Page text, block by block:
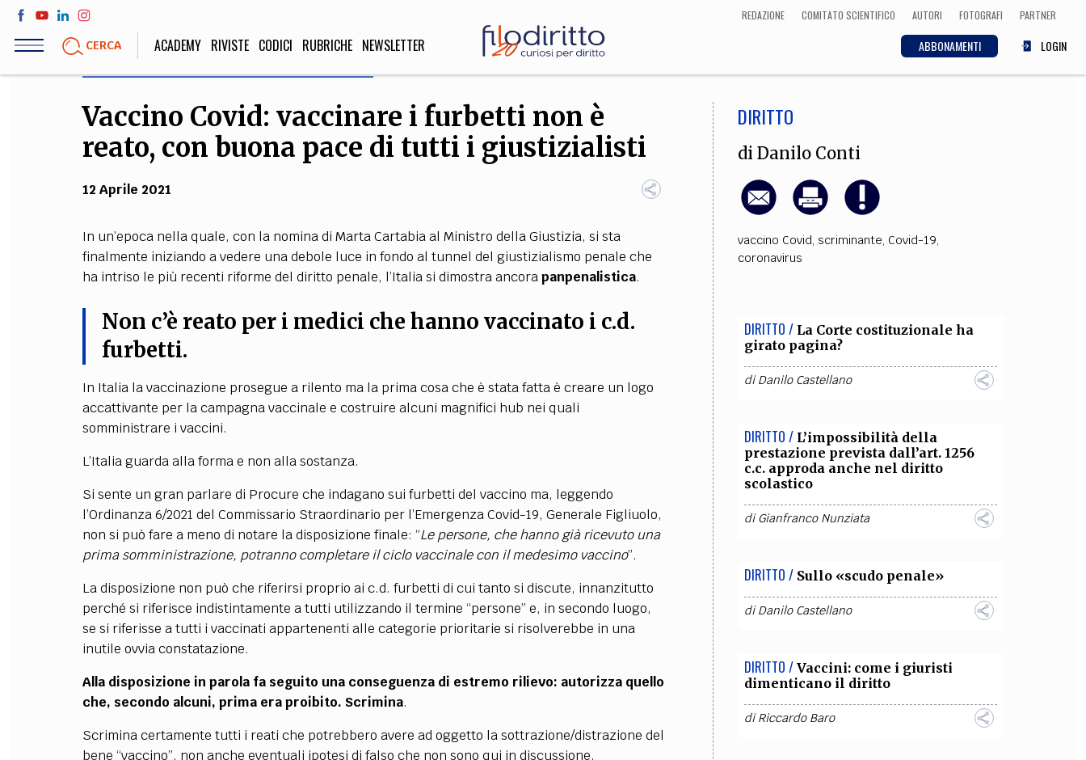
Salta
contenuto
REDAZIONE COMITATO SCIENTIFICO AUTORI FOTOGRAFI PARTNER
CERCA ABBONAMENTI LOGIN
ACADEMY RIVISTE CODICI RUBRICHE NEWSLETTER
LIFE STYLE
Sport, Cucina, Viaggi,
SOCIETÀ
Politica, Attualità,
DIRITTO ECONOMIA
STORIA E FILOSOFIA
Scienze storiche,
INNOVAZIONE
Scienze informatiche,
CULTURA
Arte, Cinema, Musica,
FILODIRITTO REDAZIONE COMITATO SCIENTIFICO AUTORI CURATORI FOTOGRAFI
SOCIAL MEDIA
Vaccino Covid: vaccinare i furbetti non è
reato, con buona pace di tutti i giustizialisti
12 Aprile 2021
In un’epoca nella quale, con la nomina di Marta Cartabia al Ministro della Giustizia, si sta
finalmente iniziando a vedere una debole luce in fondo al tunnel del giustizialismo penale che
ha intriso le più recenti riforme del diritto penale, l’Italia si dimostra ancorapanpenalistica.
Non c’è reato per i medici che hanno vaccinato i c.d.
furbetti.
In Italia la vaccinazione prosegue a rilento ma la prima cosa che è stata fatta è creare un logo
accattivante per la campagna vaccinale e costruire alcuni magnifici hub nei quali
somministrare i vaccini.
L’Italia guarda alla forma e non alla sostanza.
Si sente un gran parlare di Procure che indagano sui furbetti del vaccino ma, leggendo
l’Ordinanza 6/2021 del Commissario Straordinario per l’Emergenza Covid-19, Generale Figliuolo,
non si può fare a meno di notare la disposizione finale: “Le persone, che hanno già ricevuto una
prima somministrazione, potranno completare il ciclo vaccinale con il medesimo vaccino”.
La disposizione non può che riferirsi proprio ai c.d. furbetti di cui tanto si discute, innanzitutto
perché si riferisce indistintamente a tutti utilizzando il termine “persone” e, in secondo luogo,
se si riferisse a tutti i vaccinati appartenenti alle categorie prioritarie si risolverebbe in una
inutile ovvia constatazione.
Alla disposizione in parola fa seguito una conseguenza di estremo rilievo: autorizza quello
che, secondo alcuni, prima era proibito. Scrimina.
Scrimina certamente tutti i reati che potrebbero avere ad oggetto la sottrazione/distrazione del
bene “vaccino”, non anche eventuali ipotesi di falso che non sono qui in discussione.
DIRITTO
di Danilo Conti
vaccino Covid, scriminante, Covid-19,
coronavirus
DIRITTO / La Corte costituzionale ha
girato pagina?
diDanilo Castellano
DIRITTO / L’impossibilità della
prestazione prevista dall’art. 1256
c.c. approda anche nel diritto
scolastico
diGianfranco Nunziata
DIRITTO / Sullo «scudo penale»
diDanilo Castellano
DIRITTO / Vaccini: come i giuristi
dimenticano il diritto
diRiccardo Baro